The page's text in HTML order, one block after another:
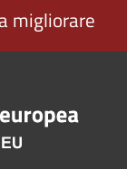
migliorare